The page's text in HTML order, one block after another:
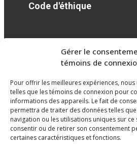
Gérer le
témoins de
Pour offrir les meilleures expériences,
telles que les témoins de connexion pour
informations des appareils. Le fait de
permettra de traiter des données telles
navigation ou les utilisations uniques sur ce
consentir ou de retirer son consentement
certaines caractéristiques et fonctions.
Code d'éthique